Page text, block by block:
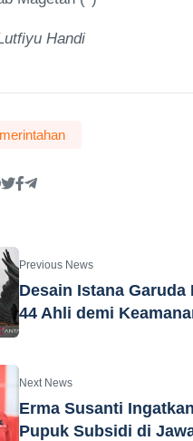
Handi
Previous News
Desain Istana Garuda
44 Ahli demi
Next News
Erma Susanti
Pupuk Subsidi di